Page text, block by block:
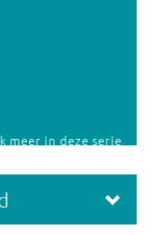
meer in deze serie